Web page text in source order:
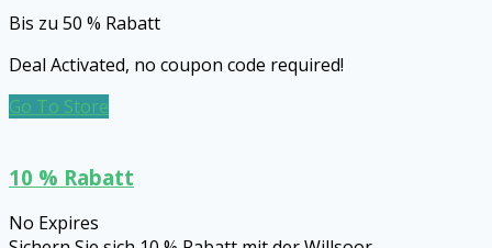
Bis zu 50 % Rabatt
Deal Activated, no coupon code required!
Go To Store
10 % Rabatt
No Expires